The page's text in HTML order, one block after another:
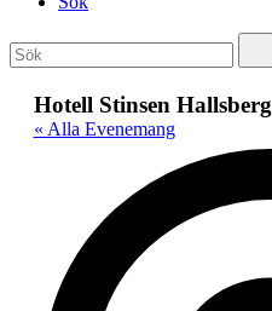
Hotell Stinsen Hallsberg
« Alla Evenemang